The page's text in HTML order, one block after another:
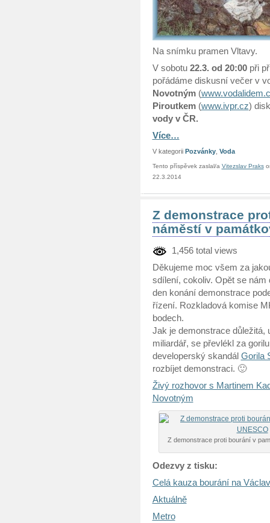
Na snímku pramen Vltavy.
V sobotu 22.3. od 20:00při
pořádáme diskusní večer v
Novotným(
Piroutkem(www.ivpr.cz)
vody v ČR.
Více…
V kategorii Pozvánky, Voda
Tento příspěvek zaslal/a Vitezslav Praks
22.3.2014
Z demonstrace
náměstí v
1,456 total views
Děkujeme moc všem za
sdílení, cokoliv. Opět se
den konání demonstrace
řízení. Rozkladová komise
bodech.
Jak je demonstrace důležitá,
miliardář, se převlékl za
developerský skandál Gorila
rozbíjet demonstraci. 🙂
Živý rozhovor s Martinem
Novotným
Z demonstrace proti bourání v
Odezvy z tisku:
Celá kauza bourání na
Aktuálně
Metro